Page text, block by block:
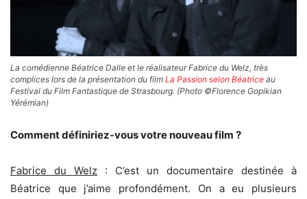
La comédienne Béatrice Dalle et le réalisateur Fabrice du Welz, très
complices lors de la présentation du film La Passion selon Béatrice au
Festival du Film Fantastique de Strasbourg. (Photo ©Florence Gopikian
Yérémian)
Comment définiriez-vous votre nouveau film ?
Fabrice du Welz : C’est un documentaire destinée à
Béatrice que j’aime profondément. On a eu plusieurs